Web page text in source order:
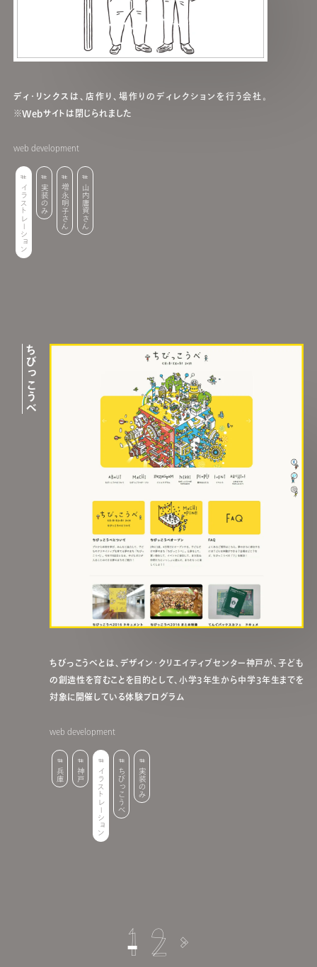
ディ・リンクスは、店作り、場作りのディレクションを行う会社。
※Webサイトは閉じられました
web development
イラストレーション 実装のみ 増永明子さん 山内庸資さん
ちびっこうべ
ちびっこうべとは、デザイン・クリエイティブセンター神戸が、子ども
の創造性を育むことを目的として、小学3年生から中学3年生までを
対象に開催している体験プログラム
web development
兵庫 神戸 イラストレーション ちびっこうべ 実装のみ
1 2 >